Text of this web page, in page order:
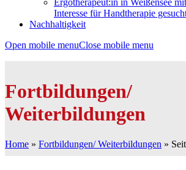
Ergotherapeut:in in Weißensee mit
Interesse für Handtherapie
Nachhaltigkeit
Open mobile menuClose mobile menu
Fortbildungen/
Weiterbildungen
Home » Fortbildungen/ Weiterbildungen »